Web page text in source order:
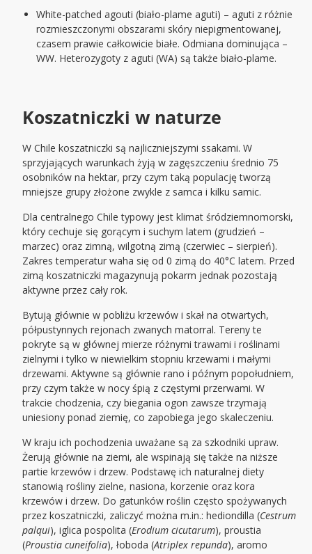
White-patched agouti (biało-plame aguti) – aguti z różnie
rozmieszczonymi obszarami skóry niepigmentowanej,
czasem prawie całkowicie białe. Odmiana dominująca –
WW. Heterozygoty z aguti (WA) są także biało-plame.
Koszatniczki w naturze
W Chile koszatniczki są najliczniejszymi ssakami. W
sprzyjających warunkach żyją w zagęszczeniu średnio 75
osobników na hektar, przy czym taką populację tworzą
mniejsze grupy złożone zwykle z samca i kilku samic.
Dla centralnego Chile typowy jest klimat śródziemnomorski,
który cechuje się gorącym i suchym latem (grudzień –
marzec) oraz zimną, wilgotną zimą (czerwiec – sierpień).
Zakres temperatur waha się od 0 zimą do 40°C latem. Przed
zimą koszatniczki magazynują pokarm jednak pozostają
aktywne przez cały rok.
Bytują głównie w pobliżu krzewów i skał na otwartych,
półpustynnych rejonach zwanych matorral. Tereny te
pokryte są w głównej mierze różnymi trawami i roślinami
zielnymi i tylko w niewielkim stopniu krzewami i małymi
drzewami. Aktywne są głównie rano i późnym popołudniem,
przy czym także w nocy śpią z częstymi przerwami. W
trakcie chodzenia, czy biegania ogon zawsze trzymają
uniesiony ponad ziemię, co zapobiega jego skaleczeniu.
W kraju ich pochodzenia uważane są za szkodniki upraw.
Żerują głównie na ziemi, ale wspinają się także na niższe
partie krzewów i drzew. Podstawę ich naturalnej diety
stanowią rośliny zielne, nasiona, korzenie oraz kora
krzewów i drzew. Do gatunków roślin często spożywanych
przez koszatniczki, zaliczyć można m.in.: hediondilla (Cestrum
palqui), iglica pospolita (Erodium cicutarum), proustia
(Proustia cuneifolia), łoboda (Atriplex repunda), aromo